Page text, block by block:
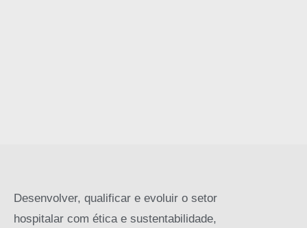
Desenvolver, qualificar e evoluir o setor
hospitalar com ética e sustentabilidade,